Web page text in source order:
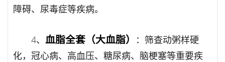
障碍、尿毒症等疾病。
4、 血脂全套（大血脂）
：筛查动粥样硬
化，冠心病、高血压、糖尿病、脑梗塞等重要疾